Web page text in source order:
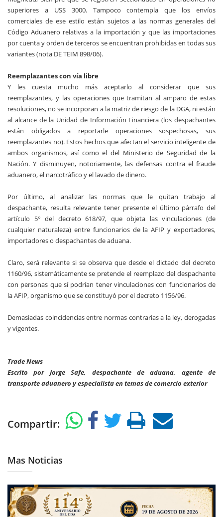
superiores a US$ 3000. Tampoco contempla que los envíos
comerciales de ese estilo están sujetos a las normas generales del
Código Aduanero relativas a la importación y que las importaciones
por cuenta y orden de terceros se encuentran prohibidas en todas sus
variantes (nota DE TEIM 898/06).
Reemplazantes con vía libre
Y les cuesta mucho más aceptarlo al considerar que sus
reemplazantes, y las operaciones que tramitan al amparo de estas
resoluciones, no se incorporan a la matriz de riesgo de la DGA, ni están
al alcance de la Unidad de Información Financiera (los despachantes
están obligados a reportarle operaciones sospechosas, sus
reemplazantes no). Estos hechos que afectan el servicio inteligente de
ambos organismos, así como el del Ministerio de Seguridad de la
Nación. Y disminuyen, notoriamente, las defensas contra el fraude
aduanero, el narcotráfico y el lavado de dinero.
Por último, al analizar las normas que le quitan trabajo al
despachante, resulta relevante tener presente el último párrafo del
artículo 5° del decreto 618/97, que objeta las vinculaciones (de
cualquier naturaleza) entre funcionarios de la AFIP y exportadores,
importadores o despachantes de aduana.
Claro, será relevante si se observa que desde el dictado del decreto
1160/96, sistemáticamente se pretende el reemplazo del despachante
con personas que sí podrían tener vinculaciones con funcionarios de
la AFIP, organismo que se constituyó por el decreto 1156/96.
Demasiadas coincidencias entre normas contrarias a la ley, derogadas
y vigentes.
Trade News
Escrito por Jorge Safe, despachante de aduana, agente de
transporte aduanero y especialista en temas de comercio exterior
Compartir:
Mas Noticias